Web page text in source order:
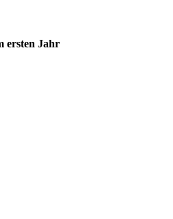
ersten Jahr